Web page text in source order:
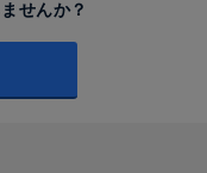
せんか？